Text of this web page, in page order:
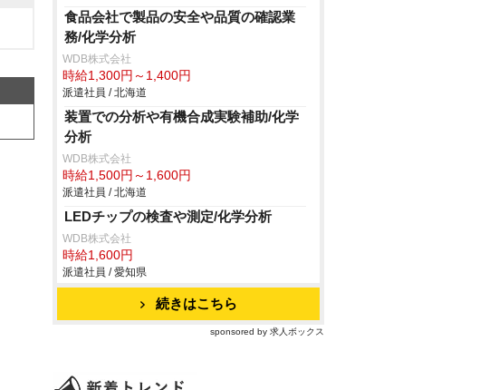
食品会社で製品の安全や品質の確認業
務/化学分析
WDB株式会社
時給1,300円～1,400円
派遣社員 / 北海道
装置での分析や有機合成実験補助/化学
分析
WDB株式会社
時給1,500円～1,600円
派遣社員 / 北海道
LEDチップの検査や測定/化学分析
WDB株式会社
時給1,600円
派遣社員 / 愛知県
続きはこちら
sponsored by 求人ボックス